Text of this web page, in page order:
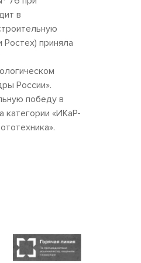
в
приняла
России».
победу в
категории «ИКаР-